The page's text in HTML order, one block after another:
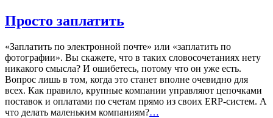
Просто заплатить
«Заплатить по электронной почте» или «заплатить по
фотографии». Вы скажете, что в таких словосочетаниях нету
никакого смысла? И ошибетесь, потому что он уже есть.
Вопрос лишь в том, когда это станет вполне очевидно для
всех. Как правило, крупные компании управляют цепочками
поставок и оплатами по счетам прямо из своих ERP-систем. А
что делать маленьким компаниям?…